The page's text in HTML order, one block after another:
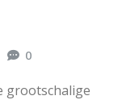
0
grootschalige